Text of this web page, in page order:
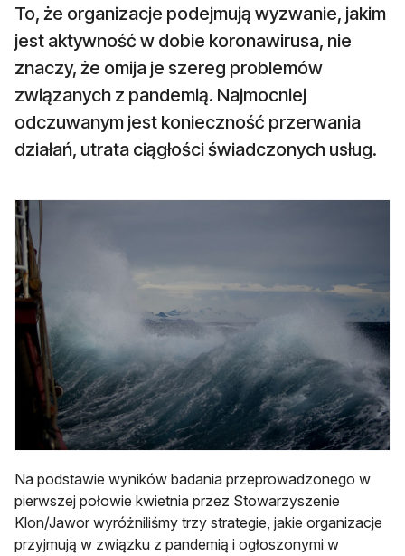
To, że organizacje podejmują wyzwanie, jakim
jest aktywność w dobie koronawirusa, nie
znaczy, że omija je szereg problemów
związanych z pandemią. Najmocniej
odczuwanym jest konieczność przerwania
działań, utrata ciągłości świadczonych usług.
Na podstawie wyników badania przeprowadzonego w
pierwszej połowie kwietnia przez Stowarzyszenie
Klon/Jawor wyróżniliśmy trzy strategie, jakie organizacje
przyjmują w związku z pandemią i ogłoszonymi w